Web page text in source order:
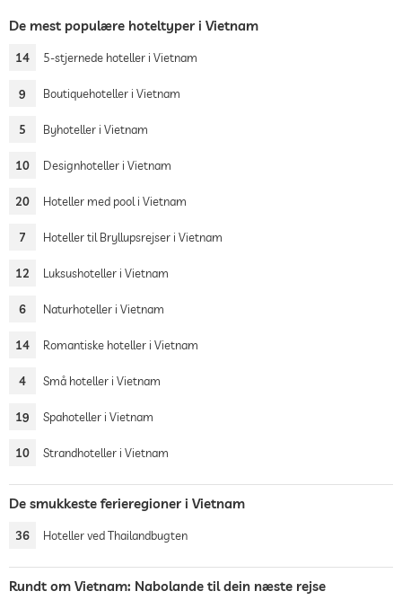
De mest populære hoteltyper i Vietnam
14 5-stjernede hoteller i Vietnam
9 Boutiquehoteller i Vietnam
5 Byhoteller i Vietnam
10 Designhoteller i Vietnam
20 Hoteller med pool i Vietnam
7 Hoteller til Bryllupsrejser i Vietnam
12 Luksushoteller i Vietnam
6 Naturhoteller i Vietnam
14 Romantiske hoteller i Vietnam
4 Små hoteller i Vietnam
19 Spahoteller i Vietnam
10 Strandhoteller i Vietnam
De smukkeste ferieregioner i Vietnam
36 Hoteller ved Thailandbugten
Rundt om Vietnam: Nabolande til dein næste rejse